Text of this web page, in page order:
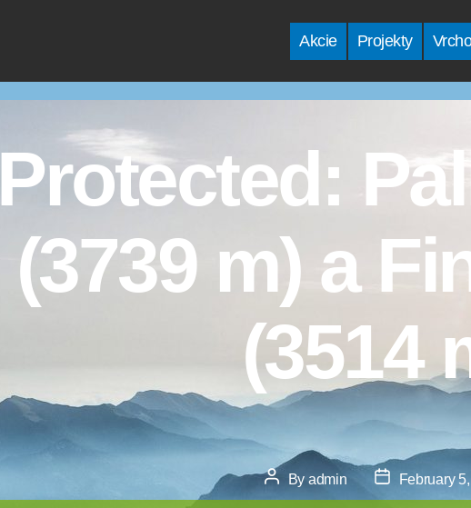
Akcie Projekty
Protected:
(3739 m) a
(3514
Post
author
By admin
Post
date
February